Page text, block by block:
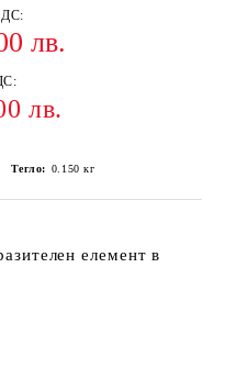
лв.
лв.
Тегло: 0.150 кг
елемент в